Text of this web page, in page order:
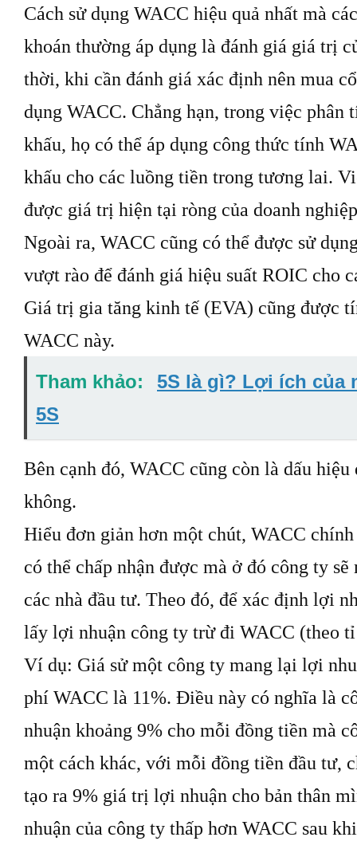
Cách sử dụng WACC hiệu quả nhất mà
khoán thường áp dụng là đánh giá giá trị
thời, khi cần đánh giá xác định nên mua
dụng WACC. Chẳng hạn, trong việc phân
khấu, họ có thể áp dụng công thức tính
khấu cho các luồng tiền trong tương lai.
được giá trị hiện tại ròng của doanh
Ngoài ra, WACC cũng có thể được sử
vượt rào để đánh giá hiệu suất ROIC cho
Giá trị gia tăng kinh tế (EVA) cũng được
WACC này.
Tham khảo:
5S là gì? Lợi ích của
5S
Bên cạnh đó, WACC cũng còn là dấu
không.
Hiểu đơn giản hơn một chút, WACC
có thể chấp nhận được mà ở đó công ty
các nhà đầu tư. Theo đó, để xác định lợi
lấy lợi nhuận công ty trừ đi WACC (theo
Ví dụ: Giá sử một công ty mang lại lợi
phí WACC là 11%. Điều này có nghĩa là
nhuận khoảng 9% cho mỗi đồng tiền mà
một cách khác, với mỗi đồng tiền đầu tư,
tạo ra 9% giá trị lợi nhuận cho bản thân
nhuận của công ty thấp hơn WACC sau